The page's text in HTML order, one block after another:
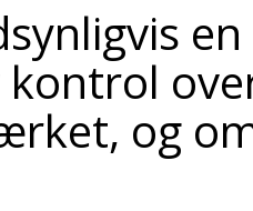
kontrol
og